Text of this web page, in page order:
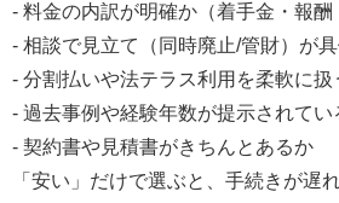
- 料金の内訳が明確か（着手金・報酬
- 相談で見立て（同時廃止/管財）が
- 分割払いや法テラス利用を柔軟に扱
- 過去事例や経験年数が提示されてい
- 契約書や見積書がきちんとあるか
「安い」だけで選ぶと、手続きが遅